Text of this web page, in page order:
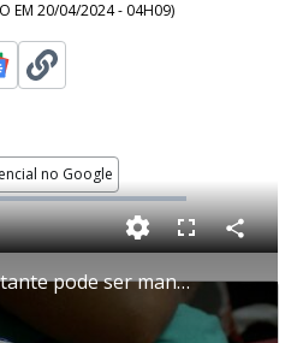
EM 20/04/2024 - 04H09)
no Google
Empregada gestante pode ser mandada embora no período de experiência?
F
l
c
C
o
p
r
t